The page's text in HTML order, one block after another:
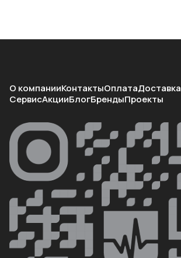
О компанииКонтактыОплатаДоставка
СервисАкцииБлогБрендыПроекты